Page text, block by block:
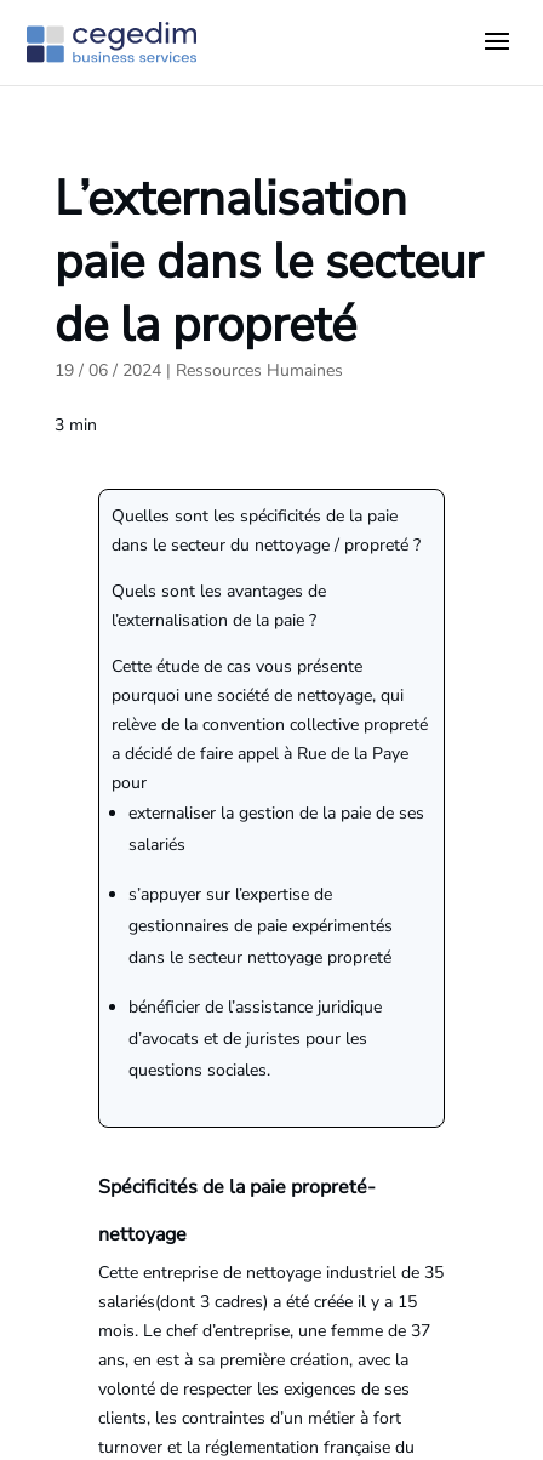
L’externalisation
paie dans le secteur
de la propreté
19 / 06 / 2024| Ressources Humaines
3 min
Quelles sont les spécificités de la paie
dans le secteur du nettoyage / propreté ?
Quels sont les avantages de
l’externalisation de la paie ?
Cette étude de cas vous présente
pourquoi une société de nettoyage, qui
relève de la convention collective propreté
a décidé de faire appel à Rue de la Paye
pour
externaliser la gestion de la paie de ses
salariés
s’appuyer sur l’expertise de
gestionnaires de paie expérimentés
dans le secteur nettoyage propreté
bénéficier de l’assistance juridique
d’avocats et de juristes pour les
questions sociales.
Spécificités de la paie propreté-
nettoyage
Cette entreprise de nettoyage industriel de 35
salariés(dont 3 cadres) a été créée il y a 15
mois. Le chef d’entreprise, une femme de 37
ans, en est à sa première création, avec la
volonté de respecter les exigences de ses
clients, les contraintes d’un métier à fort
turnover et la réglementation française du